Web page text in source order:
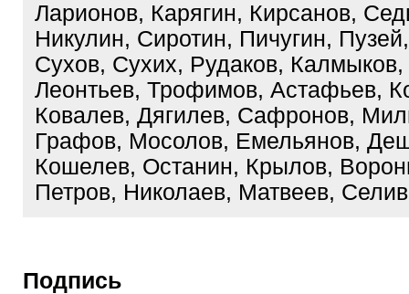
Ларионов, Карягин, Кирсанов,
Никулин, Сиротин, Пичугин,
Сухов, Сухих, Рудаков, Калмыков,
Леонтьев, Трофимов, Астафьев,
Ковалев, Дягилев, Сафронов,
Графов, Мосолов, Емельянов,
Кошелев, Останин, Крылов,
Петров, Николаев, Матвеев,
Подпись